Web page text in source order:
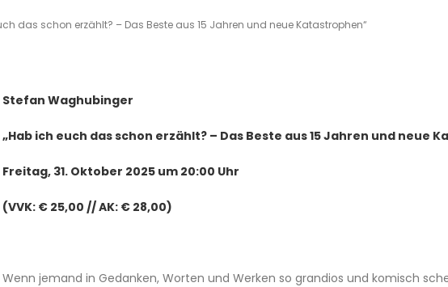
das schon erzählt? – Das Beste aus 15 Jahren und neue Katastrophen“
Stefan Waghubinger
„Hab ich euch das schon erzählt? – Das Beste aus 15 Jahren und neue
Freitag, 31. Oktober 2025 um 20:00 Uhr
(VVK: € 25,00 // AK: € 28,00)
Wenn jemand in Gedanken, Worten und Werken so grandios und komisch